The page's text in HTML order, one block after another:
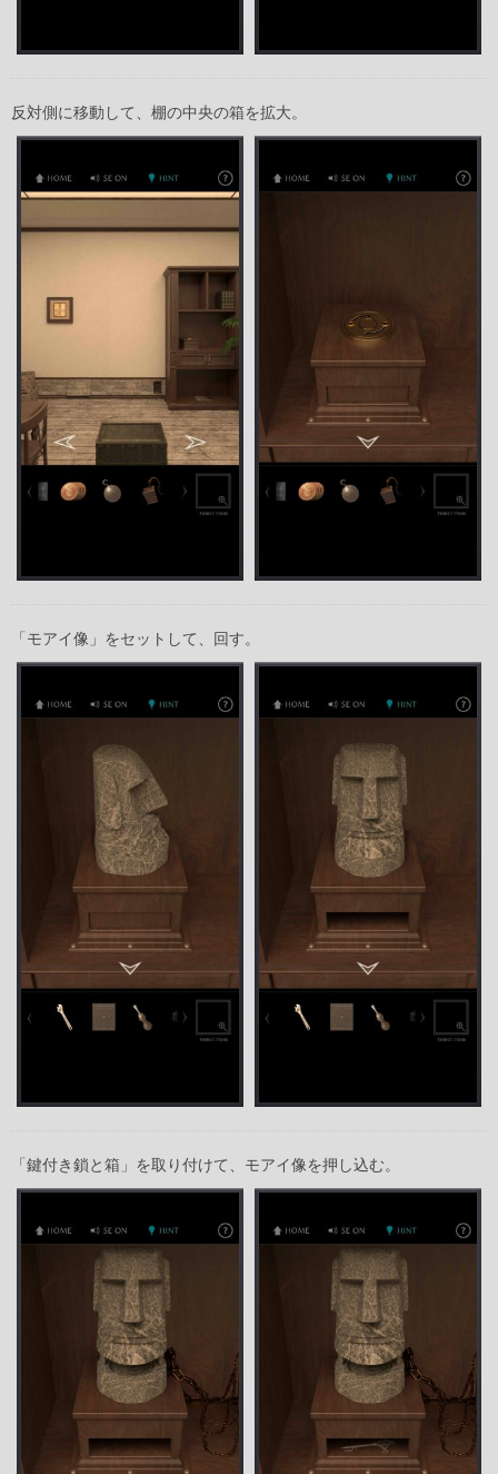
反対側に移動して、棚の中央の箱を拡大。
「モアイ像」をセットして、回す。
「鍵付き鎖と箱」を取り付けて、モアイ像を押し込む。